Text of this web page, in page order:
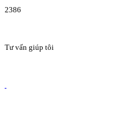
2386
Tư vấn giúp tôi